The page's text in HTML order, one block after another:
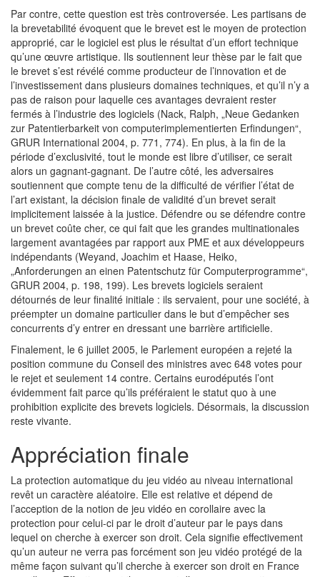
Par contre, cette question est très controversée. Les partisans de
la brevetabilité évoquent que le brevet est le moyen de protection
approprié, car le logiciel est plus le résultat d’un effort technique
qu’une œuvre artistique. Ils soutiennent leur thèse par le fait que
le brevet s’est révélé comme producteur de l’innovation et de
l’investissement dans plusieurs domaines techniques, et qu’il n’y a
pas de raison pour laquelle ces avantages devraient rester
fermés à l’industrie des logiciels (Nack, Ralph, „Neue Gedanken
zur Patentierbarkeit von computerimplementierten Erfindungen“,
GRUR International 2004, p. 771, 774). En plus, à la fin de la
période d’exclusivité, tout le monde est libre d’utiliser, ce serait
alors un gagnant-gagnant. De l’autre côté, les adversaires
soutiennent que compte tenu de la difficulté de vérifier l’état de
l’art existant, la décision finale de validité d’un brevet serait
implicitement laissée à la justice. Défendre ou se défendre contre
un brevet coûte cher, ce qui fait que les grandes multinationales
largement avantagées par rapport aux PME et aux développeurs
indépendants (Weyand, Joachim et Haase, Heiko,
„Anforderungen an einen Patentschutz für Computerprogramme“,
GRUR 2004, p. 198, 199). Les brevets logiciels seraient
détournés de leur finalité initiale : ils servaient, pour une société, à
préempter un domaine particulier dans le but d’empêcher ses
concurrents d’y entrer en dressant une barrière artificielle.
Finalement, le 6 juillet 2005, le Parlement européen a rejeté la
position commune du Conseil des ministres avec 648 votes pour
le rejet et seulement 14 contre. Certains eurodéputés l’ont
évidemment fait parce qu’ils préféraient le statut quo à une
prohibition explicite des brevets logiciels. Désormais, la discussion
reste vivante.
Appréciation finale
La protection automatique du jeu vidéo au niveau international
revêt un caractère aléatoire. Elle est relative et dépend de
l’acception de la notion de jeu vidéo en corollaire avec la
protection pour celui-ci par le droit d’auteur par le pays dans
lequel on cherche à exercer son droit. Cela signifie effectivement
qu’un auteur ne verra pas forcément son jeu vidéo protégé de la
même façon suivant qu’il cherche à exercer son droit en France